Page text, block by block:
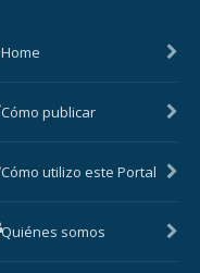
Home
Cómo publicar
Cómo utilizo este Portal
Quiénes somos